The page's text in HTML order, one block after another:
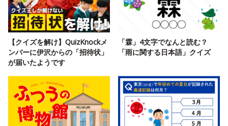
【クイズを解け】QuizKnockメ
ンバーに伊沢からの「招待状」
が届いたようです
「霖」4文字でなんと読む？
「雨に関する日本語」クイズ